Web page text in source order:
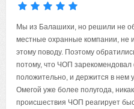
Мы из Балашихи, но решили не
местные охранные компании, не
этому поводу. Поэтому
потому, что ЧОП
положительно, и держится в нем
Омегой уже более полугода,
происшествия ЧОП реагирует